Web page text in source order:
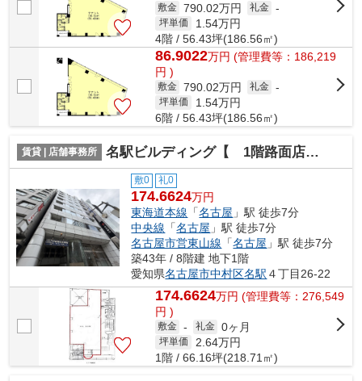
敷金 790.02万円 礼金 -
坪単価 1.54万円
4階 / 56.43坪(186.56㎡)
86.9022万円 (管理費等：186,219
円 )
敷金 790.02万円 礼金 -
坪単価 1.54万円
6階 / 56.43坪(186.56㎡)
賃貸 | 店舗事務所 名駅ビルディング【 1階路面店 】
敷0 礼0
174.6624万円
東海道本線 「名古屋 」駅 徒歩7分
中央線 「名古屋 」駅 徒歩7分
名古屋市営東山線 「名古屋 」駅 徒歩7分
築43年 / 8階建 地下1階
愛知県名古屋市中村区名駅 ４丁目26-22
174.6624万円 (管理費等：276,549
円 )
敷金 - 礼金 0ヶ月
坪単価 2.64万円
1階 / 66.16坪(218.71㎡)